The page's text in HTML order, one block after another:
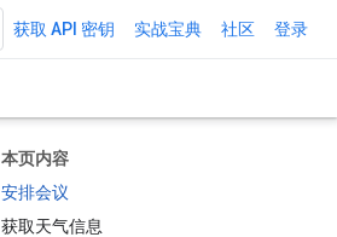
获取 API 密钥 实战宝典 社区 登录
本页内容
安排会议
获取天气信息